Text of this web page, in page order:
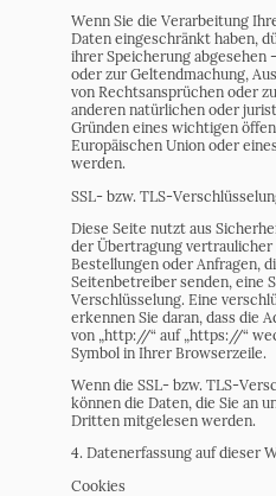
Wenn Sie die Verarbeitung
Daten eingeschränkt haben,
ihrer Speicherung
oder zur Geltendmachung,
von Rechtsansprüchen oder
anderen natürlichen oder
Gründen eines wichtigen
Europäischen Union oder
werden.
SSL- bzw. TLS-
Diese Seite nutzt aus
der Übertragung vertraulicher
Bestellungen oder Anfragen,
Seitenbetreiber senden, eine
Verschlüsselung. Eine
erkennen Sie daran, dass die
von „http://“ auf „https://“
Symbol in Ihrer Browserzeile.
Wenn die SSL- bzw. TLS-
können die Daten, die Sie an
Dritten mitgelesen werden.
4. Datenerfassung auf dieser
Cookies